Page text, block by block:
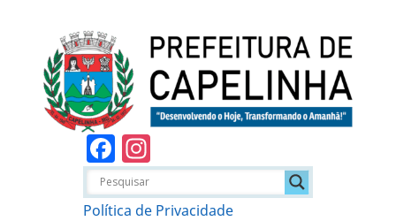
Facebook
Política de Privacidade